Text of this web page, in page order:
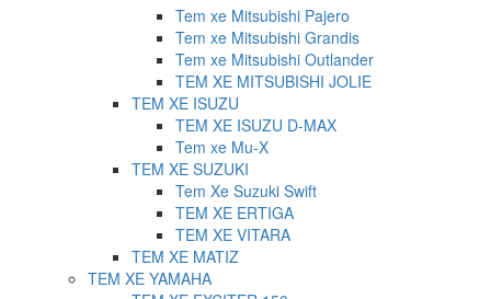
Tem xe Mitsubishi Pajero
Tem xe Mitsubishi Grandis
Tem xe Mitsubishi Outlander
TEM XE MITSUBISHI JOLIE
TEM XE ISUZU
TEM XE ISUZU D-MAX
Tem xe Mu-X
TEM XE SUZUKI
Tem Xe Suzuki Swift
TEM XE ERTIGA
TEM XE VITARA
TEM XE MATIZ
TEM XE YAMAHA